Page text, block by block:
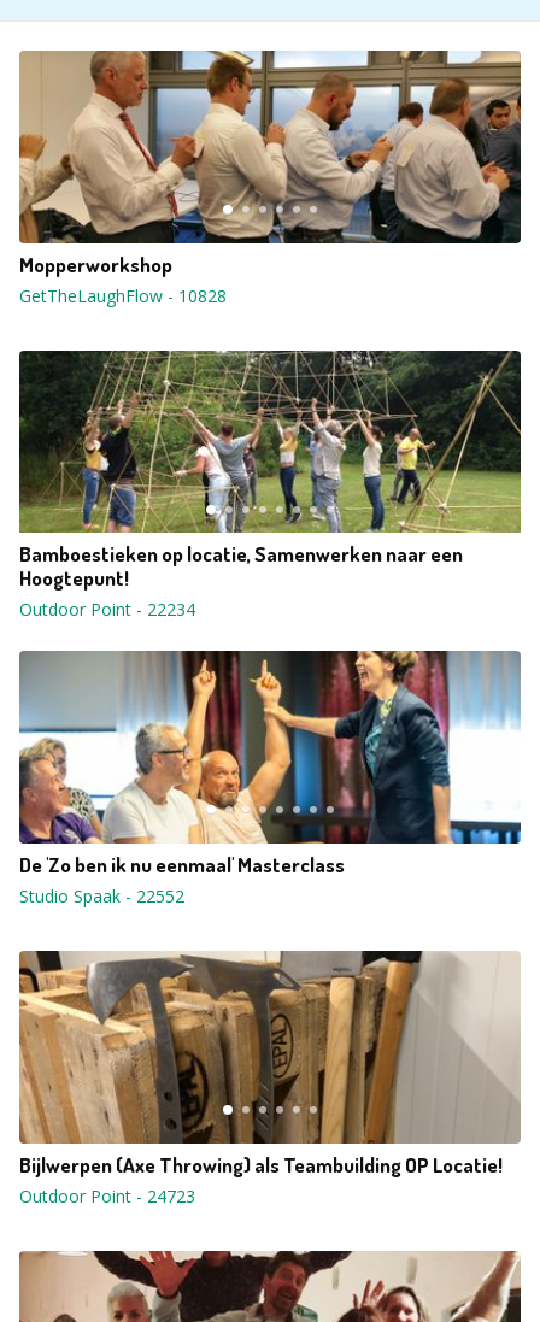
Mopperworkshop
GetTheLaughFlow - 10828
Bamboestieken op locatie, Samenwerken naar een
Hoogtepunt!
Outdoor Point - 22234
De 'Zo ben ik nu eenmaal' Masterclass
Studio Spaak - 22552
Bijlwerpen (Axe Throwing) als Teambuilding OP Locatie!
Outdoor Point - 24723